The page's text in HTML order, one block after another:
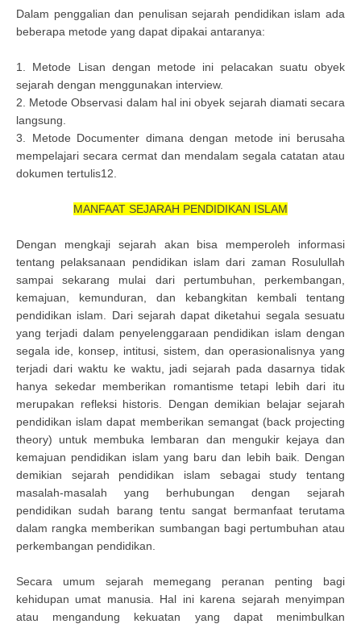
Dalam penggalian dan penulisan sejarah pendidikan islam ada
beberapa metode yang dapat dipakai antaranya:
1. Metode Lisan dengan metode ini pelacakan suatu obyek
sejarah dengan menggunakan interview.
2. Metode Observasi dalam hal ini obyek sejarah diamati secara
langsung.
3. Metode Documenter dimana dengan metode ini berusaha
mempelajari secara cermat dan mendalam segala catatan atau
dokumen tertulis12.
MANFAAT SEJARAH PENDIDIKAN ISLAM
Dengan mengkaji sejarah akan bisa memperoleh informasi
tentang pelaksanaan pendidikan islam dari zaman Rosulullah
sampai sekarang mulai dari pertumbuhan, perkembangan,
kemajuan, kemunduran, dan kebangkitan kembali tentang
pendidikan islam. Dari sejarah dapat diketahui segala sesuatu
yang terjadi dalam penyelenggaraan pendidikan islam dengan
segala ide, konsep, intitusi, sistem, dan operasionalisnya yang
terjadi dari waktu ke waktu, jadi sejarah pada dasarnya tidak
hanya sekedar memberikan romantisme tetapi lebih dari itu
merupakan refleksi historis. Dengan demikian belajar sejarah
pendidikan islam dapat memberikan semangat (back projecting
theory) untuk membuka lembaran dan mengukir kejaya dan
kemajuan pendidikan islam yang baru dan lebih baik. Dengan
demikian sejarah pendidikan islam sebagai study tentang
masalah-masalah yang berhubungan dengan sejarah
pendidikan sudah barang tentu sangat bermanfaat terutama
dalam rangka memberikan sumbangan bagi pertumbuhan atau
perkembangan pendidikan.
Secara umum sejarah memegang peranan penting bagi
kehidupan umat manusia. Hal ini karena sejarah menyimpan
atau mengandung kekuatan yang dapat menimbulkan